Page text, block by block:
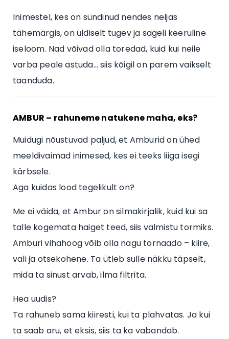
Inimestel, kes on sündinud nendes neljas
tähemärgis, on üldiselt tugev ja sageli keeruline
iseloom. Nad võivad olla toredad, kuid kui neile
varba peale astuda… siis kõigil on parem vaikselt
taanduda.
AMBUR – rahuneme natukene maha, eks?
Muidugi nõustuvad paljud, et Amburid on ühed
meeldivaimad inimesed, kes ei teeks liiga isegi
kärbsele.
Aga kuidas lood tegelikult on?
Me ei väida, et Ambur on silmakirjalik, kuid kui sa
talle kogemata haiget teed, siis valmistu tormiks.
Amburi vihahoog võib olla nagu tornaado – kiire,
vali ja otsekohene. Ta ütleb sulle näkku täpselt,
mida ta sinust arvab, ilma filtrita.
Hea uudis?
Ta rahuneb sama kiiresti, kui ta plahvatas. Ja kui
ta saab aru, et eksis, siis ta ka vabandab.